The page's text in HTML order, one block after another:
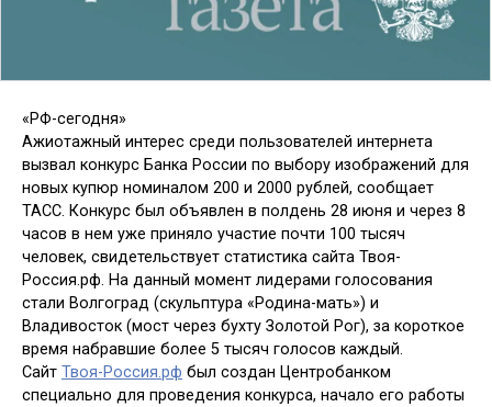
«РФ-сегодня»
Ажиотажный интерес среди пользователей интернета
вызвал конкурс Банка России по выбору изображений для
новых купюр номиналом 200 и 2000 рублей, сообщает
ТАСС. Конкурс был объявлен в полдень 28 июня и через 8
часов в нем уже приняло участие почти 100 тысяч
человек, свидетельствует статистика сайта Твоя-
Россия.рф. На данный момент лидерами голосования
стали Волгоград (скульптура «Родина-мать») и
Владивосток (мост через бухту Золотой Рог), за короткое
время набравшие более 5 тысяч голосов каждый.
Сайт Твоя-Россия.рф был создан Центробанком
специально для проведения конкурса, начало его работы